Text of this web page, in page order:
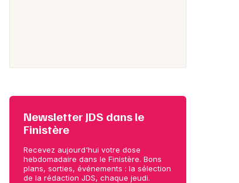
Newsletter JDS dans le
Finistère
Recevez aujourd'hui votre dose
hebdomadaire dans le Finistère. Bons
plans, sorties, événements : la sélection
de la rédaction JDS, chaque jeudi.